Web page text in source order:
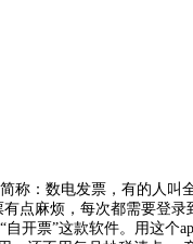
称：数电发票，有的人叫
点麻烦，每次都需要登
开票”这款软件。用这个